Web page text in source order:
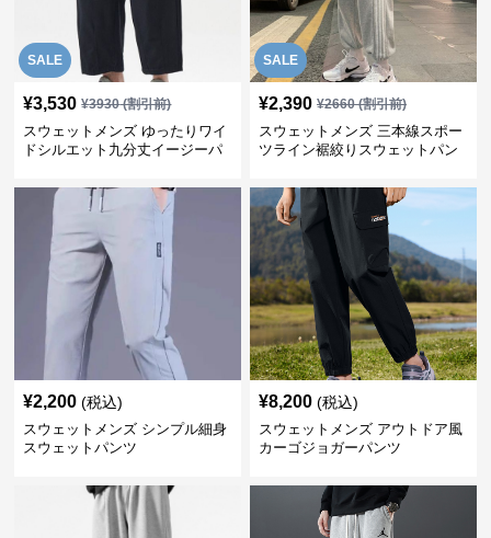
SALE
¥3,530 ¥3930(割引前)
スウェットメンズ ゆったりワイ
ドシルエット九分丈イージーパ
SALE
¥2,390 ¥2660(割引前)
スウェットメンズ 三本線スポー
ツライン裾絞りスウェットパン
¥2,200 (税込)
スウェットメンズ シンプル細身
スウェットパンツ
¥8,200 (税込)
スウェットメンズ アウトドア風
カーゴジョガーパンツ